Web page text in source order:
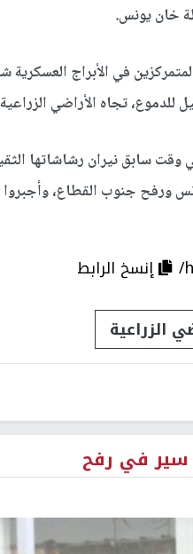
خان يونس.
في الأبراج
للدموع، تجاه الأراضي
سابق نيران رشاشاتها
ورفح جنوب القطاع، وأجبروا
إنسخ الرابط
الزراعية
سير في رفح